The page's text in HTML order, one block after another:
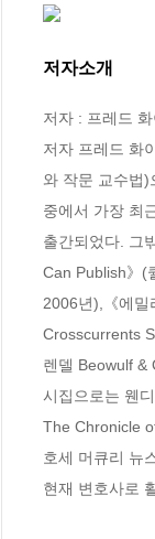
저자소개
저자 : 프레드 화
저자 프레드 화
와 작문 교수법
중에서 가장 최
출간되었다. 그
Can Publish》(
2006년),《에
Crosscurrents
렌델 Beowulf &
시집으로는 웬
The Chronicle
호세 머큐리 뉴
현재 변호사로